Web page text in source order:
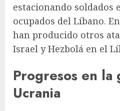
estacionando
ocupados del Líbano.
han producido otros
Israel y Hezbolá en el
Progresos en la
Ucrania